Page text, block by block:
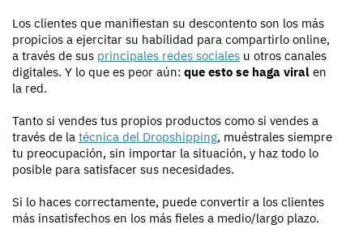
Los clientes que manifiestan su descontento son los más
propicios a ejercitar su habilidad para compartirlo online,
a través de sus principales redes sociales u otros canales
digitales. Y lo que es peor aún: que esto se haga viral en
la red.
Tanto si vendes tus propios productos como si vendes a
través de la técnica del Dropshipping, muéstrales siempre
tu preocupación, sin importar la situación, y haz todo lo
posible para satisfacer sus necesidades.
Si lo haces correctamente, puede convertir a los clientes
más insatisfechos en los más fieles a medio/largo plazo.